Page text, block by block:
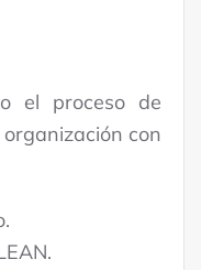
el proceso de
con